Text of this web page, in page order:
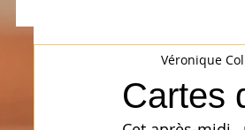
Cartes
Véronique